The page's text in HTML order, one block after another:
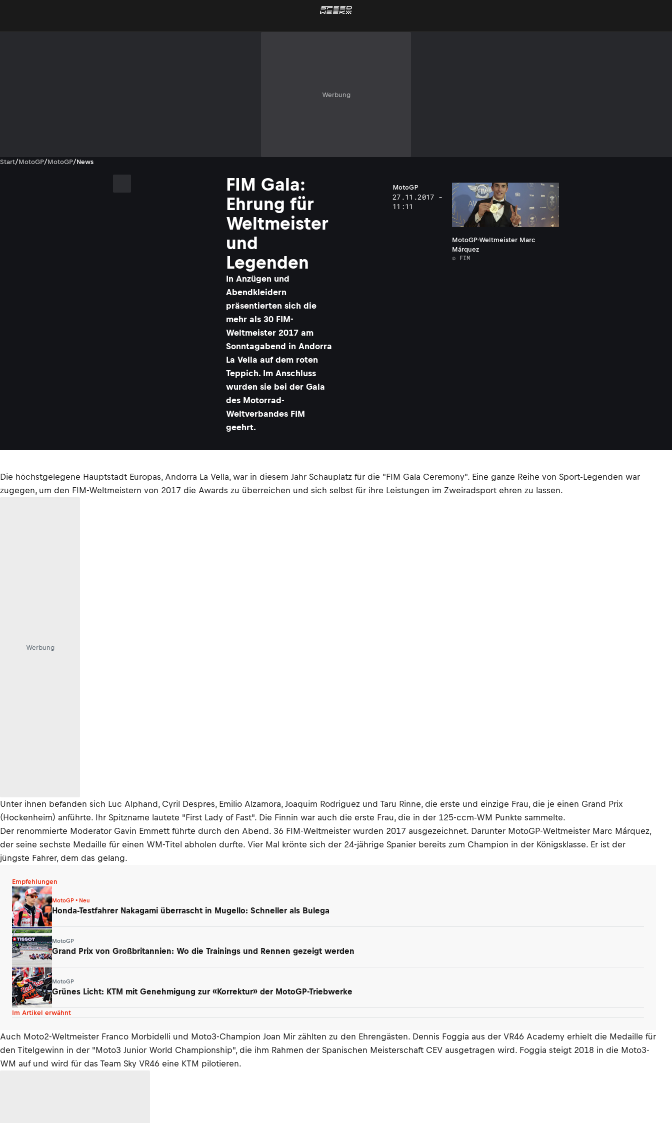
Werbung
Start/MotoGP/MotoGP/News
FIM Gala:
Ehrung für
Weltmeister
und
Legenden
In Anzügen und
Abendkleidern
präsentierten sich die
mehr als 30 FIM-
Weltmeister 2017 am
Sonntagabend in Andorra
La Vella auf dem roten
Teppich. Im Anschluss
wurden sie bei der Gala
des Motorrad-
Weltverbandes FIM
geehrt.
MotoGP
27.11.2017 -
11:11
MotoGP-Weltmeister Marc
Márquez
© FIM
Die höchstgelegene Hauptstadt Europas, Andorra La Vella, war in diesem Jahr Schauplatz für die "FIM Gala Ceremony". Eine ganze Reihe von Sport-Legenden war
zugegen, um den FIM-Weltmeistern von 2017 die Awards zu überreichen und sich selbst für ihre Leistungen im Zweiradsport ehren zu lassen.
Werbung
Unter ihnen befanden sich Luc Alphand, Cyril Despres, Emilio Alzamora, Joaquim Rodriguez und Taru Rinne, die erste und einzige Frau, die je einen Grand Prix
(Hockenheim) anführte. Ihr Spitzname lautete "First Lady of Fast". Die Finnin war auch die erste Frau, die in der 125-ccm-WM Punkte sammelte.
Der renommierte Moderator Gavin Emmett führte durch den Abend. 36 FIM-Weltmeister wurden 2017 ausgezeichnet. Darunter MotoGP-Weltmeister Marc Márquez,
der seine sechste Medaille für einen WM-Titel abholen durfte. Vier Mal krönte sich der 24-jährige Spanier bereits zum Champion in der Königsklasse. Er ist der
jüngste Fahrer, dem das gelang.
Empfehlungen
MotoGP • Neu
Honda-Testfahrer Nakagami überrascht in Mugello: Schneller als Bulega
MotoGP
Grand Prix von Großbritannien: Wo die Trainings und Rennen gezeigt werden
MotoGP
Grünes Licht: KTM mit Genehmigung zur «Korrektur» der MotoGP-Triebwerke
Im Artikel erwähnt
Auch Moto2-Weltmeister Franco Morbidelli und Moto3-Champion Joan Mir zählten zu den Ehrengästen. Dennis Foggia aus der VR46 Academy erhielt die Medaille für
den Titelgewinn in der "Moto3 Junior World Championship", die ihm Rahmen der Spanischen Meisterschaft CEV ausgetragen wird. Foggia steigt 2018 in die Moto3-
WM auf und wird für das Team Sky VR46 eine KTM pilotieren.